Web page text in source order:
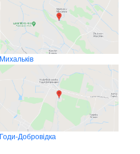
Михальків
Годи-Добровідка